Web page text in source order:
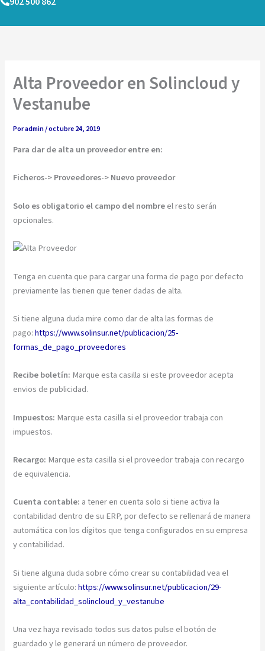
Ir
Alta Proveedor en Solincloud y
Vestanube
Poradmin/octubre 24, 2019
Para dar de alta un proveedor entre en:
Ficheros-> Proveedores-> Nuevo proveedor
Solo es obligatorio el campo del nombreel resto serán
opcionales.
Tenga en cuenta que para cargar una forma de pago por defecto
previamente las tienen que tener dadas de alta.
Si tiene alguna duda mire como dar de alta las formas de
pago:https://www.solinsur.net/publicacion/25-
formas_de_pago_proveedores
Recibe boletín: Marque esta casilla si este proveedor acepta
envios de publicidad.
Impuestos: Marque esta casilla si el proveedor trabaja con
impuestos.
Recargo: Marque esta casilla si el proveedor trabaja con recargo
de equivalencia.
Cuenta contable: a tener en cuenta solo si tiene activa la
contabilidad dentro de su ERP, por defecto se rellenará de manera
automática con los dígitos que tenga configurados en su empresa
y contabilidad.
Si tiene alguna duda sobre cómo crear su contabilidad vea el
siguiente artículo:https://www.solinsur.net/publicacion/29-
alta_contabilidad_solincloud_y_vestanube
Una vez haya revisado todos sus datos pulse el botón de
guardado y le generará un número de proveedor.